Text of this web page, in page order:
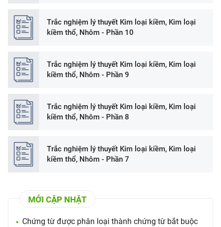
Trắc nghiệm lý thuyết Kim loại kiềm, Kim loại
kiềm thổ, Nhôm - Phần 10
Trắc nghiệm lý thuyết Kim loại kiềm, Kim loại
kiềm thổ, Nhôm - Phần 9
Trắc nghiệm lý thuyết Kim loại kiềm, Kim loại
kiềm thổ, Nhôm - Phần 8
Trắc nghiệm lý thuyết Kim loại kiềm, Kim loại
kiềm thổ, Nhôm - Phần 7
MỚI CẬP NHẬT
Chứng từ được phân loại thành chứng từ bắt buộc